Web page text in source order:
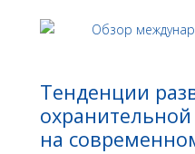
Тенденции
на